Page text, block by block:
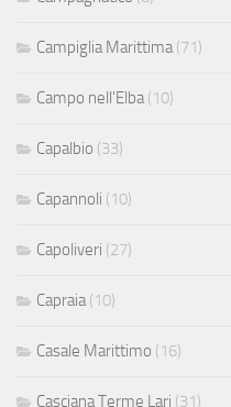
Campiglia Marittima (71)
Campo nell'Elba (10)
Capalbio (33)
Capannoli (10)
Capoliveri (27)
Capraia (10)
Casale Marittimo (16)
Casciana Terme Lari (31)